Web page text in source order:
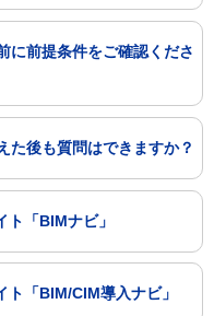
事前に「受講環境と注意
コース詳細」をご確認の
画像を拡大する
意事項（テレワーク対
コース詳細
Navisworks 基礎 （テレ
ル：CIMモデリング速習
間）詳細
ており、一時停止や巻き
め、お客様のペースで学
いつでも受講できるた
講することが難しいお客
ル、大人数でのご受講は
ールがお勧めです。詳細
をご参照ください。
応を始められるお客様を
モデリング速習」コー
にて定期開催していま
対応製品を導入され、
役割と基礎知識を短期間
Autodesk社のCIMの主要
Civil 3D、
、Autodesk Revit、
Manageの4製品を
モデル作成の演習を通
に前提条件をご確認くださ
スクールは全てのコース
基本操作（マウス操作や
アップ（応用）コースの
より深く理解いただくた
た後も質問はできますか？
ートは、スクールだけで
サポートサービスがあり
もCADテレホンサポート
ト「BIMナビ」
社の教育研修ほかサポー
ト「BIM/CIM導入ナビ」